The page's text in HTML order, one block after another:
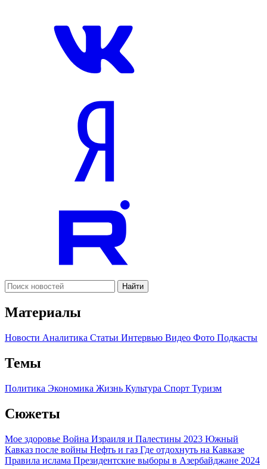
Найти
Материалы
Новости Аналитика Статьи Интервью Видео Фото Подкасты
Темы
Политика Экономика Жизнь Культура Спорт Туризм
Сюжеты
Мое здоровье Война Израиля и Палестины 2023 Южный
Кавказ после войны Нефть и газ Где отдохнуть на Кавказе
Правила ислама Президентские выборы в Азербайджане 2024